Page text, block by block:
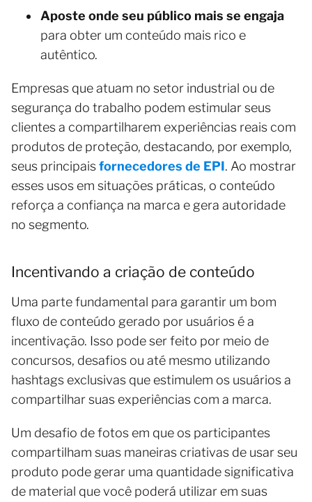
Aposte onde seu público mais se engaja
para obter um conteúdo mais rico e
autêntico.
Empresas que atuam no setor industrial ou de
segurança do trabalho podem estimular seus
clientes a compartilharem experiências reais com
produtos de proteção, destacando, por exemplo,
seus principaisfornecedores de EPI. Ao mostrar
esses usos em situações práticas, o conteúdo
reforça a confiança na marca e gera autoridade
no segmento.
Incentivando a criação de conteúdo
Uma parte fundamental para garantir um bom
fluxo de conteúdo gerado por usuários é a
incentivação. Isso pode ser feito por meio de
concursos, desafios ou até mesmo utilizando
hashtags exclusivas que estimulem os usuários a
compartilhar suas experiências com a marca.
Um desafio de fotos em que os participantes
compartilham suas maneiras criativas de usar seu
produto pode gerar uma quantidade significativa
de material que você poderá utilizar em suas